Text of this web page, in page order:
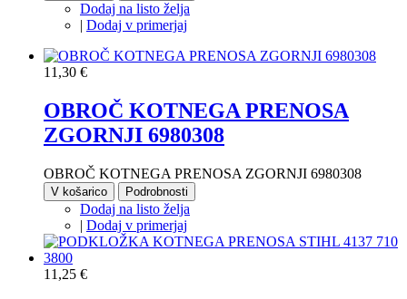
Dodaj na listo želja
| Dodaj v primerjaj
11,30 €
OBROČ KOTNEGA PRENOSA
ZGORNJI 6980308
OBROČ KOTNEGA PRENOSA ZGORNJI 6980308
V košarico Podrobnosti
Dodaj na listo želja
| Dodaj v primerjaj
11,25 €